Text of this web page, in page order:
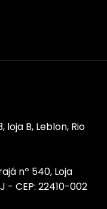
B, Leblon, Rio
nº 540, Loja
- CEP: 22410-002